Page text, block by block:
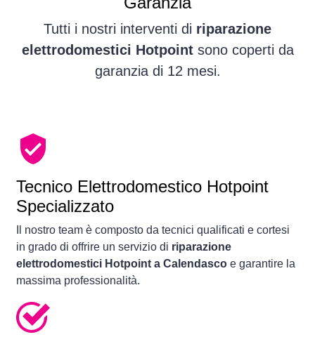
Tutti i nostri interventi di riparazione
elettrodomestici Hotpointsono coperti da
garanzia di 12 mesi.
Tecnico Elettrodomestico Hotpoint
Specializzato
Il nostro team è composto da tecnici qualificati e cortesi
in grado di offrire un servizio di riparazione
elettrodomestici Hotpoint a Calendasco e garantire la
massima professionalità.